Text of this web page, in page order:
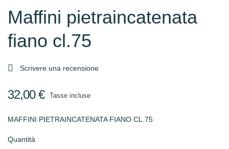
Maffini pietraincatenata
fiano cl.75
 Scrivere una recensione
32,00 € Tasse incluse
MAFFINI PIETRAINCATENATA FIANO CL.75
Quantità